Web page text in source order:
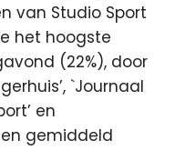
van Studio Sport
het hoogste
(22%), door
`Journaal
en
gemiddeld